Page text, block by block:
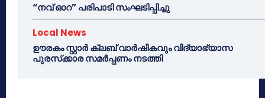
“നവ് ഓറ” പരിപാടി സംഘടിപ്പിച്ചു
Local News
ഊരകം സ്റ്റാർ ക്ലബ് വാർഷികവും വിദ്യാഭ്യാസ
പുരസ്‌ക്കാര സമർപ്പണം നടത്തി